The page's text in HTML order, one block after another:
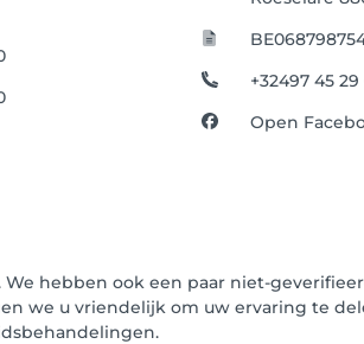
+32497 45 29
Open
hebben ook een paar niet-
we u vriendelijk om uw ervaring te